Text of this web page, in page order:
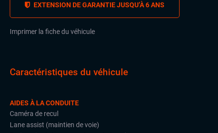
EXTENSION DE GARANTIE JUSQU’À 6 ANS
Imprimer la fiche du véhicule
Caractéristiques du véhicule
AIDES À LA CONDUITE
Caméra de recul
Lane assist (maintien de voie)